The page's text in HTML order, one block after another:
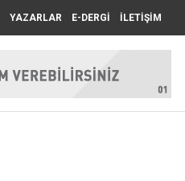
YAZARLAR E-DERGİ İLETİŞİM